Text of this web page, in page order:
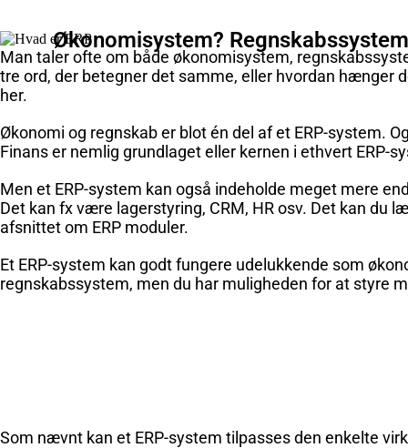
Økonomisystem?
Man taler ofte om både økonomisystem,
tre ord, der betegner det samme, eller hvordan hænger
her.
Økonomi og regnskab er blot én del af et ERP-system.
Finans er nemlig grundlaget eller kernen i ethvert ERP-
Men et ERP-system kan også indeholde meget mere
Det kan fx være lagerstyring, CRM, HR osv. Det kan du
afsnittet om ERP moduler.
Et ERP-system kan godt fungere udelukkende som
regnskabssystem, men du har muligheden for at styre
Som nævnt kan et ERP-system tilpasses den enkelte